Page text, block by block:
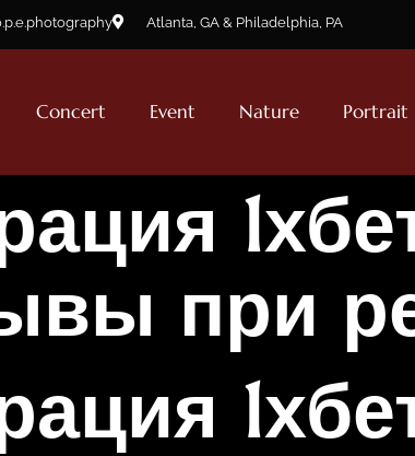
Atlanta, GA & Philadelphia, PA
Concert Event Nature Portrait
при